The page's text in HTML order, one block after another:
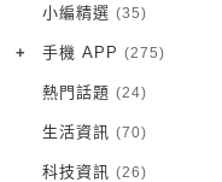
字體下載
網站推薦
iOS 遊戲
網頁遊戲
電腦遊戲
小編精選 (35)
+ 手機 APP (275)
Android 軟體
iOS 軟體
Root 相關
熱門話題 (24)
生活資訊 (70)
科技資訊 (26)